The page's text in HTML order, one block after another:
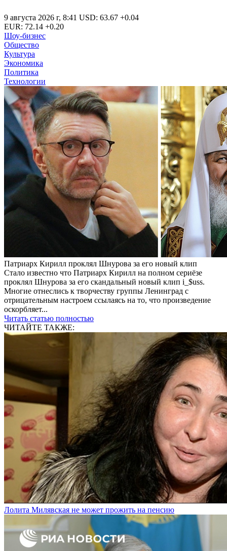
9 августа 2026 г, 8:41 USD: 63.67 +0.04
EUR: 72.14 +0.20
Шоу-бизнес
Общество
Культура
Экономика
Политика
Технологии
Патриарх Кирилл проклял Шнурова за его новый клип
Стало известно что Патриарх Кирилл на полном сериёзе
проклял Шнурова за его скандальный новый клип i_$uss.
Многие отнеслись к творчеству группы Ленинград с
отрицательным настроем ссылаясь на то, что произведение
оскорбляет...
Читать статью полностью
ЧИТАЙТЕ ТАКЖЕ:
Лолита Милявская не может прожить на пенсию